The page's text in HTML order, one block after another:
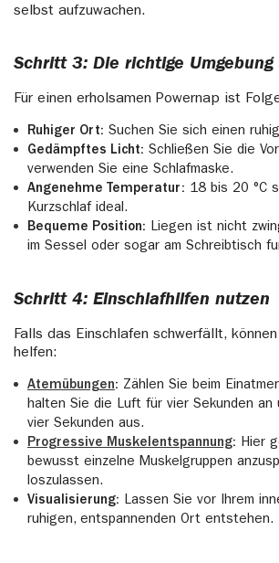
selbst aufzuwachen.
Schritt 3: Die richtige Umgebung
Für einen erholsamen Powernap ist
Ruhiger Ort: Suchen Sie sich einen
Gedämpftes Licht: Schließen Sie die
verwenden Sie eine Schlafmaske.
Angenehme Temperatur: 18 bis 20 °C
Kurzschlaf ideal.
Bequeme Position: Liegen ist nicht
im Sessel oder sogar am Schreibtisch
Schritt 4: Einschlafhilfen nutzen
Falls das Einschlafen schwerfällt,
helfen:
Atemübungen: Zählen Sie beim
halten Sie die Luft für vier Sekunden an
vier Sekunden aus.
Progressive Muskelentspannung: Hier
bewusst einzelne Muskelgruppen
loszulassen.
Visualisierung: Lassen Sie vor Ihrem
ruhigen, entspannenden Ort entstehen.